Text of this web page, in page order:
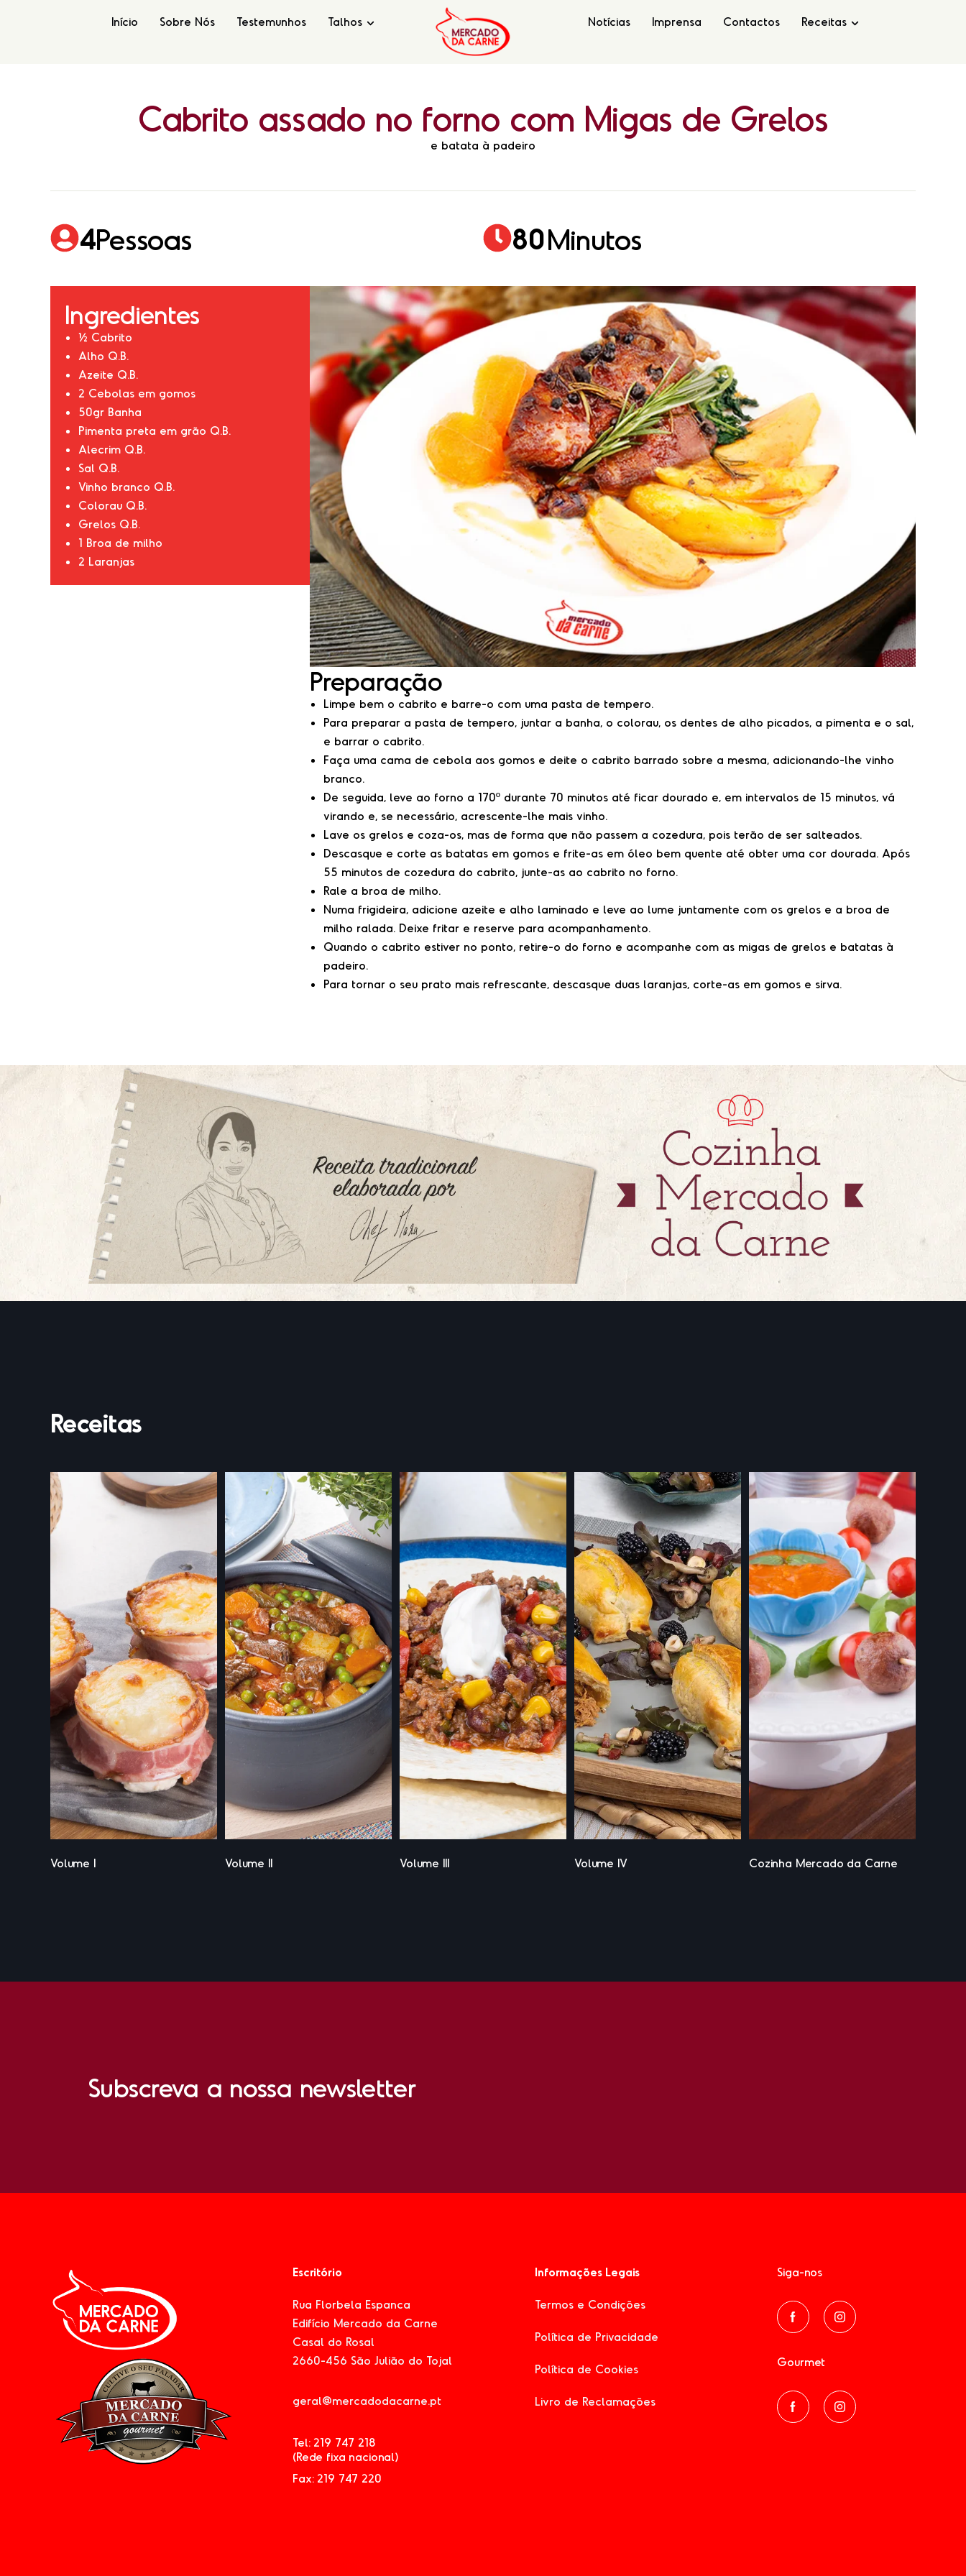
Início Sobre Nós Testemunhos Talhos Notícias Imprensa Contactos Receitas
Cabrito assado no forno com Migas de Grelos
e batata à padeiro
4Pessoas 80Minutos
Ingredientes
½ Cabrito
Alho Q.B.
Azeite Q.B.
2 Cebolas em gomos
50gr Banha
Pimenta preta em grão Q.B.
Alecrim Q.B.
Sal Q.B.
Vinho branco Q.B.
Colorau Q.B.
Grelos Q.B.
1 Broa de milho
2 Laranjas
Preparação
Limpe bem o cabrito e barre-o com uma pasta de tempero.
Para preparar a pasta de tempero, juntar a banha, o colorau, os dentes de alho picados, a pimenta e o sal,
e barrar o cabrito.
Faça uma cama de cebola aos gomos e deite o cabrito barrado sobre a mesma, adicionando-lhe vinho
branco.
De seguida, leve ao forno a 170º durante 70 minutos até ficar dourado e, em intervalos de 15 minutos, vá
virando e, se necessário, acrescente-lhe mais vinho.
Lave os grelos e coza-os, mas de forma que não passem a cozedura, pois terão de ser salteados.
Descasque e corte as batatas em gomos e frite-as em óleo bem quente até obter uma cor dourada. Após
55 minutos de cozedura do cabrito, junte-as ao cabrito no forno.
Rale a broa de milho.
Numa frigideira, adicione azeite e alho laminado e leve ao lume juntamente com os grelos e a broa de
milho ralada. Deixe fritar e reserve para acompanhamento.
Quando o cabrito estiver no ponto, retire-o do forno e acompanhe com as migas de grelos e batatas à
padeiro.
Para tornar o seu prato mais refrescante, descasque duas laranjas, corte-as em gomos e sirva.
Receitas
Subscreva a nossa newsletter
Escritório
Rua Florbela Espanca
Edifício Mercado da Carne
Casal do Rosal
2660-456 São Julião do Tojal
geral@mercadodacarne.pt
Tel: 219 747 218
(Rede fixa nacional)
Fax: 219 747 220
Informações Legais
Termos e Condições
Política de Privacidade
Política de Cookies
Livro de Reclamações
Siga-nos
Gourmet